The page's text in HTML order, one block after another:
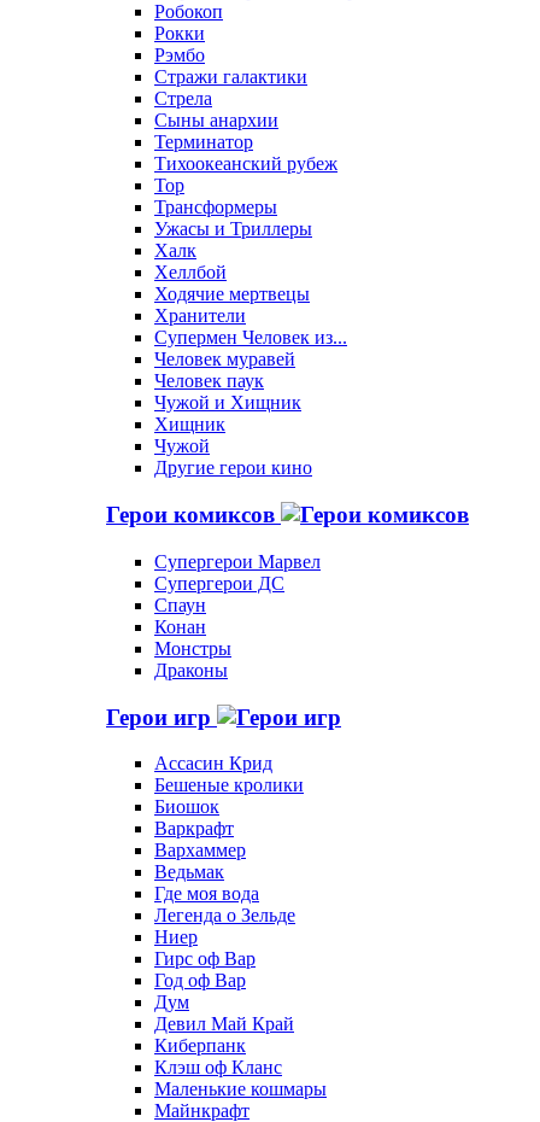
Робокоп
Рокки
Рэмбо
Стражи галактики
Стрела
Сыны анархии
Терминатор
Тихоокеанский рубеж
Тор
Трансформеры
Ужасы и Триллеры
Халк
Хеллбой
Ходячие мертвецы
Хранители
Супермен Человек из...
Человек муравей
Человек паук
Чужой и Хищник
Хищник
Чужой
Другие герои кино
Герои комиксов
Супергерои Марвел
Супергерои ДС
Спаун
Конан
Монстры
Драконы
Герои игр
Ассасин Крид
Бешеные кролики
Биошок
Варкрафт
Вархаммер
Ведьмак
Где моя вода
Легенда о Зельде
Ниер
Гирс оф Вар
Год оф Вар
Дум
Девил Май Край
Киберпанк
Клэш оф Кланс
Маленькие кошмары
Майнкрафт